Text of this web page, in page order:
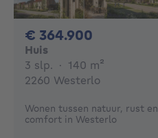
€ 364.900
Huis
3 slp. 3 slaapkamers
· 140 m²
2260 Westerlo
Wonen tussen natuur, rust en
comfort in Westerlo